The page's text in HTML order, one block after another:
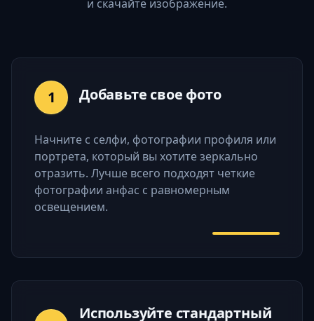
и скачайте изображение.
1 Добавьте свое фото
Начните с селфи, фотографии профиля или
портрета, который вы хотите зеркально
отразить. Лучше всего подходят четкие
фотографии анфас с равномерным
освещением.
Используйте стандартный